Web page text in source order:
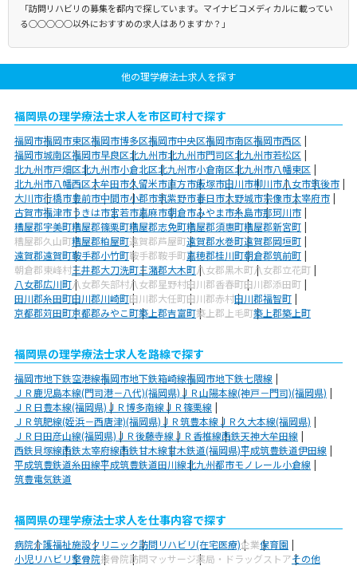
「訪問リハビリの募集を都内で探しています。マイナビコメディカルに載ってい
る○○○○○以外におすすめの求人はありますか？」
他の理学療法士求人を探す
福岡県の理学療法士求人を市区町村で探す
福岡市福岡市東区福岡市博多区福岡市中央区福岡市南区福岡市西区
福岡市城南区福岡市早良区北九州市北九州市門司区北九州市若松区
北九州市戸畑区北九州市小倉北区北九州市小倉南区北九州市八幡東区
北九州市八幡西区大牟田市久留米市直方市飯塚市田川市柳川市八女市筑後市
大川市行橋市豊前市中間市小郡市筑紫野市春日市大野城市宗像市太宰府市
古賀市福津市うきは市宮若市嘉麻市朝倉市みやま市糸島市那珂川市
糟屋郡宇美町糟屋郡篠栗町糟屋郡志免町糟屋郡須惠町糟屋郡新宮町
糟屋郡久山町糟屋郡粕屋町遠賀郡芦屋町遠賀郡水巻町遠賀郡岡垣町
遠賀郡遠賀町鞍手郡小竹町鞍手郡鞍手町嘉穂郡桂川町朝倉郡筑前町
朝倉郡東峰村三井郡大刀洗町三潴郡大木町八女郡黒木町八女郡立花町
八女郡広川町八女郡矢部村八女郡星野村田川郡香春町田川郡添田町
田川郡糸田町田川郡川崎町田川郡大任町田川郡赤村田川郡福智町
京都郡苅田町京都郡みやこ町築上郡吉富町築上郡上毛町築上郡築上町
福岡県の理学療法士求人を路線で探す
福岡市地下鉄空港線福岡市地下鉄箱崎線福岡市地下鉄七隈線
ＪＲ鹿児島本線(門司港－八代)(福岡県)ＪＲ山陽本線(神戸－門司)(福岡県)
ＪＲ日豊本線(福岡県)ＪＲ博多南線ＪＲ篠栗線
ＪＲ筑肥線(姪浜－西唐津)(福岡県)ＪＲ筑豊本線ＪＲ久大本線(福岡県)
ＪＲ日田彦山線(福岡県)ＪＲ後藤寺線ＪＲ香椎線西鉄天神大牟田線
西鉄貝塚線西鉄太宰府線西鉄甘木線甘木鉄道(福岡県)平成筑豊鉄道伊田線
平成筑豊鉄道糸田線平成筑豊鉄道田川線北九州都市モノレール小倉線
筑豊電気鉄道
福岡県の理学療法士求人を仕事内容で探す
病院介護福祉施設クリニック訪問リハビリ(在宅医療)企業保育園
小児リハビリ整骨院接骨院訪問マッサージ薬局・ドラッグストアその他